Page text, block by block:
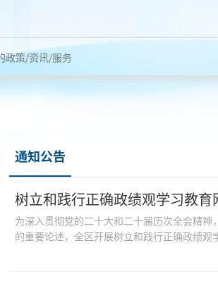
通知公告
树立和践行正确政绩观学习教育
为深入贯彻党的二十大和二十届历次全会精
的重要论述，全区开展树立和践行正确政绩